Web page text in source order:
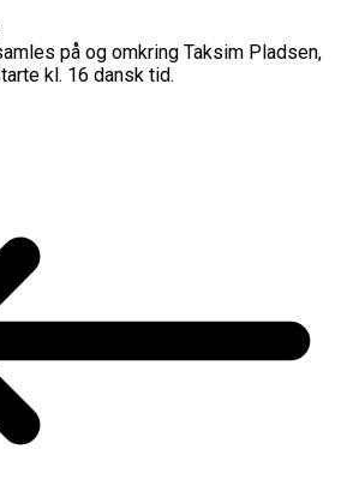
på og omkring Taksim Pladsen,
kl. 16 dansk tid.